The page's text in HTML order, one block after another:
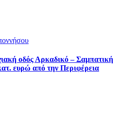
οδός Αρκαδικό – Σαμπατική
ευρώ από την Περιφέρεια